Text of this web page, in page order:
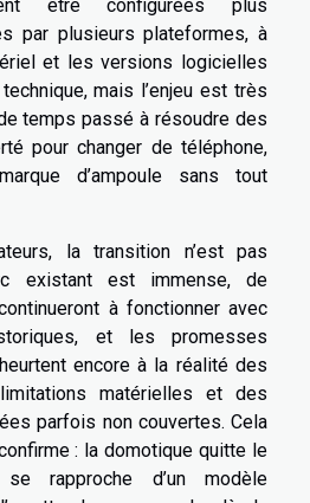
être configurées plus
par plusieurs plateformes, à
et les versions logicielles
mais l’enjeu est très
temps passé à résoudre des
pour changer de téléphone,
d’ampoule sans tout
la transition n’est pas
existant est immense, de
à fonctionner avec
et les promesses
encore à la réalité des
matérielles et des
parfois non couvertes. Cela
: la domotique quitte le
rapproche d’un modèle